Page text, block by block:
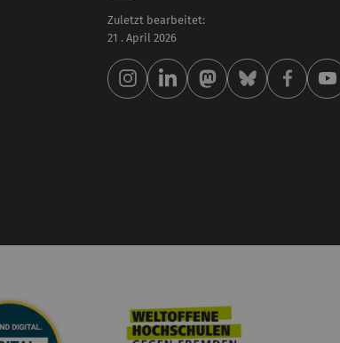
Zuletzt bearbeitet:
21 . April 2026